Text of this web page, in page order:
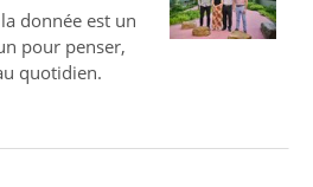
donnée est un
pour penser,
quotidien.